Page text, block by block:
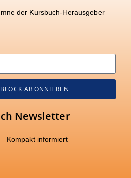
der Kursbuch-Herausgeber
ABONNIEREN
Newsletter
Kompakt informiert